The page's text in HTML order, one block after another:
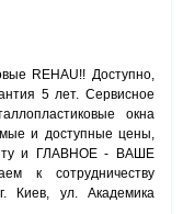
REHAU!! Доступно,
5 лет. Сервисное
окна
и доступные цены,
и ГЛАВНОЕ - ВАШЕ
к сотрудничеству
Киев, ул. Академика